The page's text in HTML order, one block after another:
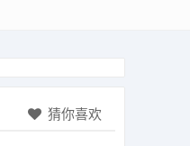
猜你喜欢